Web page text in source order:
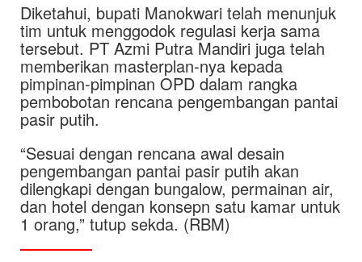
Diketahui, bupati Manokwari telah menunjuk
tim untuk menggodok regulasi kerja sama
tersebut. PT Azmi Putra Mandiri juga telah
memberikan masterplan-nya kepada
pimpinan-pimpinan OPD dalam rangka
pembobotan rencana pengembangan pantai
pasir putih.
“Sesuai dengan rencana awal desain
pengembangan pantai pasir putih akan
dilengkapi dengan bungalow, permainan air,
dan hotel dengan konsepn satu kamar untuk
1 orang,” tutup sekda. (RBM)